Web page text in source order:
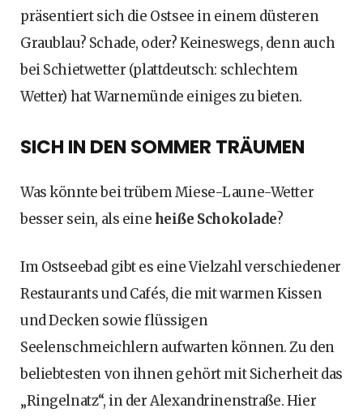
präsentiert sich die Ostsee in einem düsteren
Graublau? Schade, oder? Keineswegs, denn auch
bei Schietwetter (plattdeutsch: schlechtem
Wetter) hat Warnemünde einiges zu bieten.
SICH IN DEN SOMMER TRÄUMEN
Was könnte bei trübem Miese-Laune-Wetter
besser sein, als eineheiße Schokolade?
Im Ostseebad gibt es eine Vielzahl verschiedener
Restaurants und Cafés, die mit warmen Kissen
und Decken sowie flüssigen
Seelenschmeichlern aufwarten können. Zu den
beliebtesten von ihnen gehört mit Sicherheit das
„Ringelnatz“, in der Alexandrinenstraße. Hier